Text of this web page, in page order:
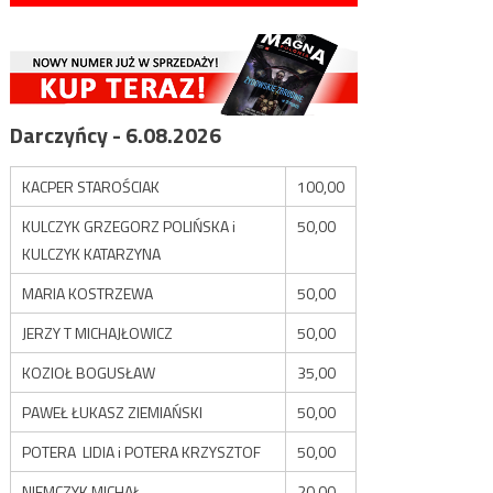
Darczyńcy - 6.08.2026
KACPER STAROŚCIAK
100,00
KULCZYK GRZEGORZ POLIŃSKA i
KULCZYK KATARZYNA
50,00
MARIA KOSTRZEWA
50,00
JERZY T MICHAJŁOWICZ
50,00
KOZIOŁ BOGUSŁAW
35,00
PAWEŁ ŁUKASZ ZIEMIAŃSKI
50,00
POTERA LIDIA i POTERA KRZYSZTOF
50,00